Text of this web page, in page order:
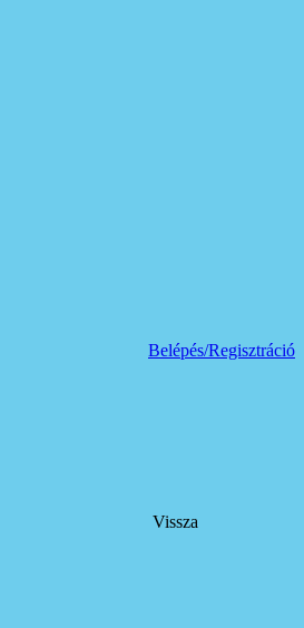
Belépés/Regisztráció
Vissza